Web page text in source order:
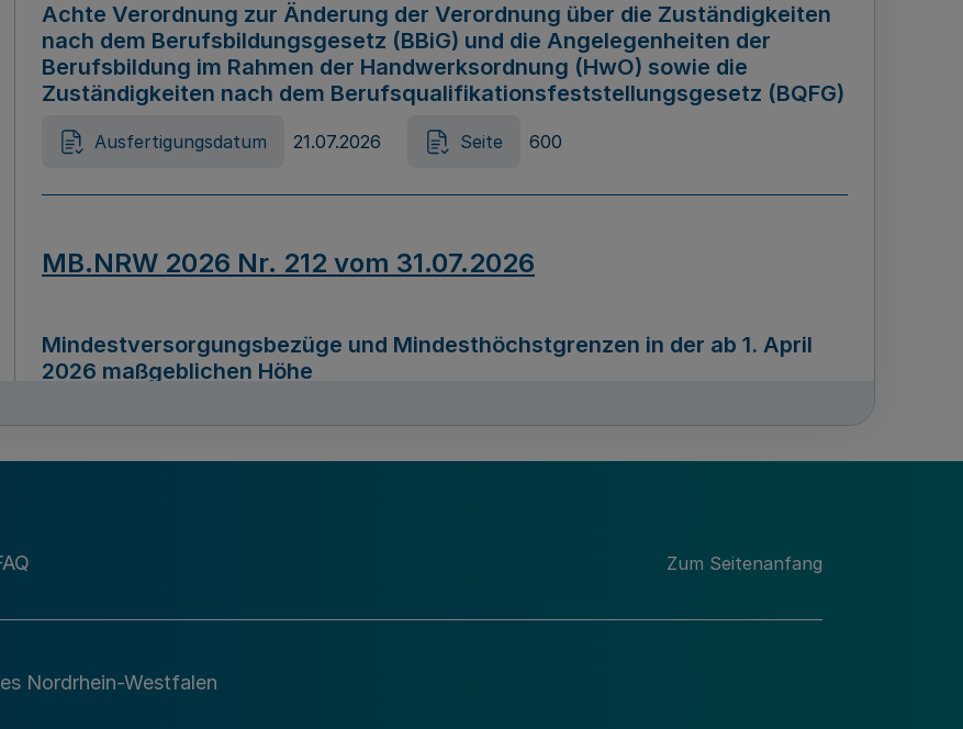
Achte Verordnung zur Änderung der Verordnung über die Zuständigkeiten
nach dem Berufsbildungsgesetz (BBiG) und die Angelegenheiten der
Berufsbildung im Rahmen der Handwerksordnung (HwO) sowie die
Zuständigkeiten nach dem Berufsqualifikationsfeststellungsgesetz (BQFG)
Ausfertigungsdatum 21.07.2026 Seite 600
MB.NRW 2026 Nr. 212 vom 31.07.2026
Mindestversorgungsbezüge und Mindesthöchstgrenzen in der ab 1. April
2026 maßgeblichen Höhe
Richtlinie zur Durchführung des Förderprogramms „Mittelstand Innovativ &
Zum Seitenanfang
Nordrhein-Westfalen